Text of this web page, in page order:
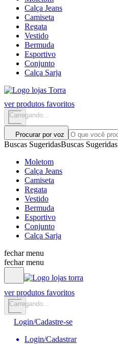
Calça Jeans
Camiseta
Regata
Vestido
Bermuda
Esportivo
Conjunto
Calça Sarja
ver produtos favoritos
Carregando...
Procurar por voz
Buscas SugeridasBuscas Sugeridas
Moletom
Calça Jeans
Camiseta
Regata
Vestido
Bermuda
Esportivo
Conjunto
Calça Sarja
fechar menu
fechar menu
ver produtos favoritos
Carregando...
Login/Cadastre-se
Login/Cadastrar